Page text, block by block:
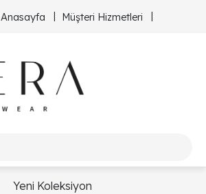
Anasayfa Müşteri Hizmetleri
Yeni Koleksiyon